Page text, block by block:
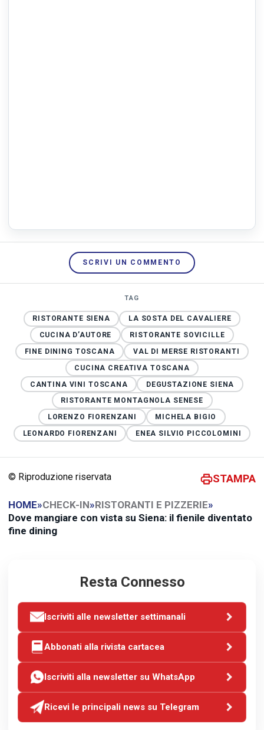
SCRIVI UN COMMENTO
TAG
RISTORANTE SIENA
LA SOSTA DEL CAVALIERE
CUCINA D’AUTORE
RISTORANTE SOVICILLE
FINE DINING TOSCANA
VAL DI MERSE RISTORANTI
CUCINA CREATIVA TOSCANA
CANTINA VINI TOSCANA
DEGUSTAZIONE SIENA
RISTORANTE MONTAGNOLA SENESE
LORENZO FIORENZANI
MICHELA BIGIO
LEONARDO FIORENZANI
ENEA SILVIO PICCOLOMINI
© Riproduzione riservata STAMPA
HOME»CHECK-IN»RISTORANTI E PIZZERIE»
Dove mangiare con vista su Siena: il fienile diventato
fine dining
Resta Connesso
Iscriviti alle newsletter settimanali
Abbonati alla rivista cartacea
Iscriviti alla newsletter su WhatsApp
Ricevi le principali news su Telegram